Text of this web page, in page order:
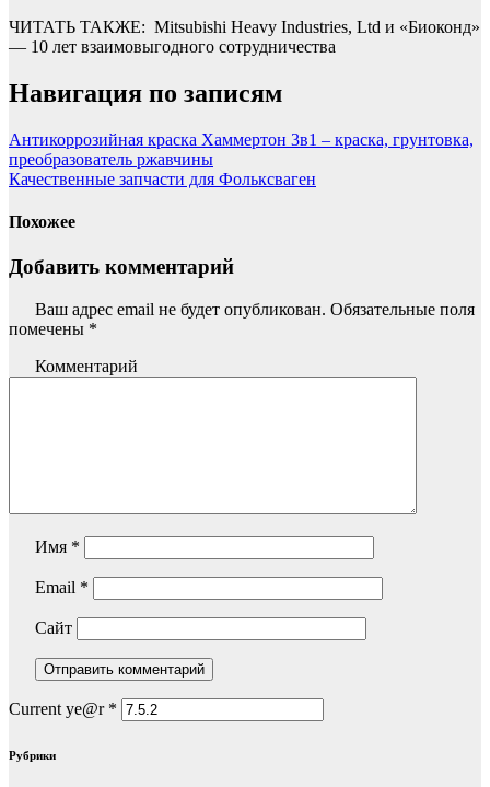
ЧИТАТЬ ТАКЖЕ: Mitsubishi Heavy Industries, Ltd и «Биоконд»
— 10 лет взаимовыгодного сотрудничества
Навигация по записям
Антикоррозийная краска Хаммертон 3в1 – краска, грунтовка,
преобразователь ржавчины
Качественные запчасти для Фольксваген
Похожее
Добавить комментарий
Ваш адрес email не будет опубликован. Обязательные поля
помечены *
Комментарий
Имя *
Email *
Сайт
Current ye@r *
Рубрики